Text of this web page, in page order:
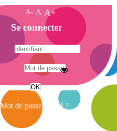
A- A A+
Se connecter
Mot de passe oublié ?